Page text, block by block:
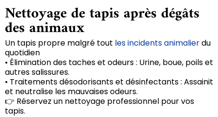
Nettoyage de tapis après dégâts
des animaux
Un tapis propre malgré tout les incidents animalierdu
quotidien
• Élimination des taches et odeurs : Urine, boue, poils et
autres salissures.
• Traitements désodorisants et désinfectants : Assainit
et neutralise les mauvaises odeurs.
👉 Réservez un nettoyage professionnel pour vos
tapis.